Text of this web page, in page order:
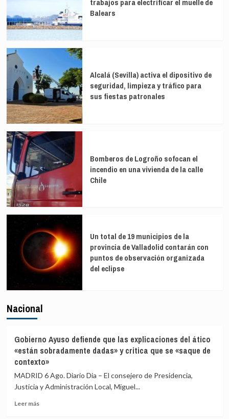
trabajos para electrificar el muelle de
Balears
Alcalá (Sevilla) activa el dipositivo de
seguridad, limpieza y tráfico para
sus fiestas patronales
Bomberos de Logroño sofocan el
incendio en una vivienda de la calle
Chile
Un total de 19 municipios de la
provincia de Valladolid contarán con
puntos de observación organizada
del eclipse
Nacional
Gobierno Ayuso defiende que las explicaciones del ático
«están sobradamente dadas» y critica que se «saque de
contexto»
MADRID 6 Ago. Diario Dia – El consejero de Presidencia,
Justicia y Administración Local, Miguel...
Leer másLeer